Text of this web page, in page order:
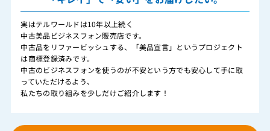
実はテルワールドは10年以上続く
中古美品ビジネスフォン販売店です。
中古品をリファービッシュする、「美品宣言」というプロジェクト
は商標登録済みです。
中古のビジネスフォンを使うのが不安という方でも安心して手に取
っていただけるよう、
私たちの取り組みを少しだけご紹介します！